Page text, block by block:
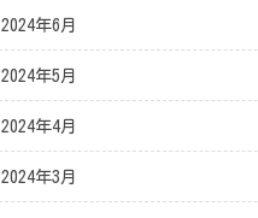
2024年6月
2024年5月
2024年4月
2024年3月